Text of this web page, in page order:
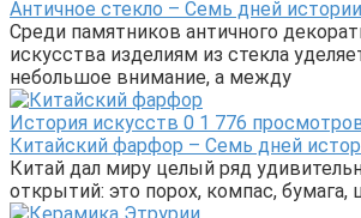
Античное стекло – Семь дней истории
Среди памятников античного
искусства изделиям из стекла
небольшое внимание, а между
История искусств 0 1 776
Китайский фарфор – Семь дней
Китай дал миру целый ряд
открытий: это порох, компас, бумага,